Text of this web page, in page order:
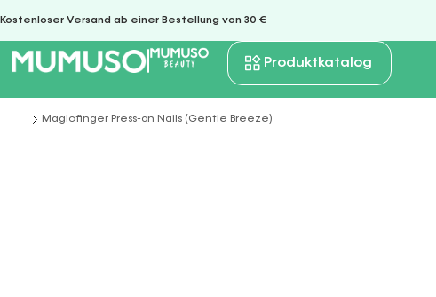
Kostenloser Versand ab einer Bestellung von 30 €
Produktkatalog
Sie befinden sich hier:
Magicfinger Press-on Nails (Gentle Breeze)